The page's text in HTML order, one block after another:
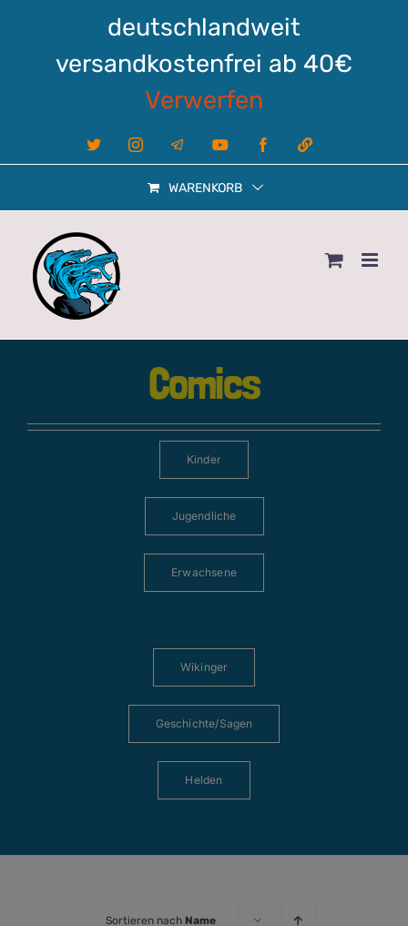
deutschlandweit
versandkostenfrei ab 40€
Verwerfen
X InstagramTelegram YouTube FacebookLinktree
WARENKORB
Comics
Kinder
Jugendliche
Erwachsene
Wikinger
Geschichte/Sagen
Helden
Sortieren nach Name